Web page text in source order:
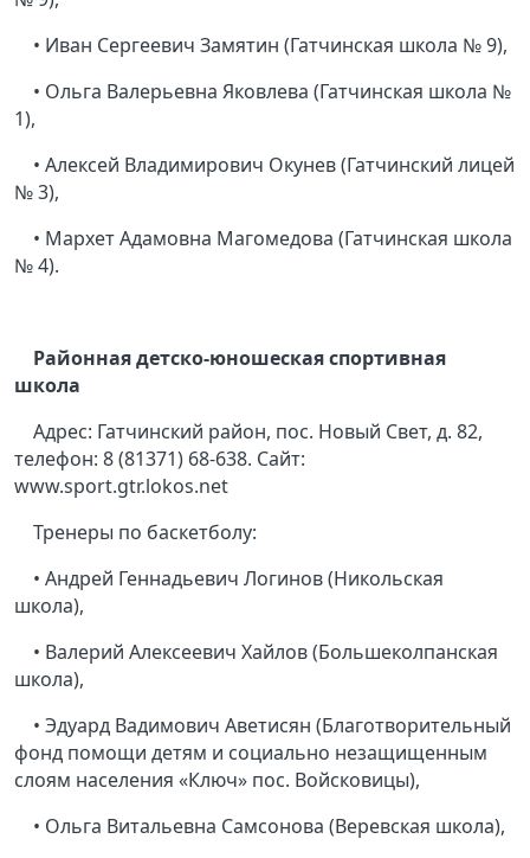
• Иван Сергеевич Замятин (Гатчинская школа № 9),
• Ольга Валерьевна Яковлева (Гатчинская школа №
1),
• Алексей Владимирович Окунев (Гатчинский лицей
№ 3),
• Мархет Адамовна Магомедова (Гатчинская школа
№ 4).
Районная детско-юношеская спортивная
школа
Адрес: Гатчинский район, пос. Новый Свет, д. 82,
телефон: 8 (81371) 68-638. Сайт:
www.sport.gtr.lokos.net
Тренеры по баскетболу:
• Андрей Геннадьевич Логинов (Никольская
школа),
• Валерий Алексеевич Хайлов (Большеколпанская
школа),
• Эдуард Вадимович Аветисян (Благотворительный
фонд помощи детям и социально незащищенным
слоям населения «Ключ» пос. Войсковицы),
• Ольга Витальевна Самсонова (Веревская школа),